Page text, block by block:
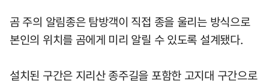
곰 주의 알림종은 탐방객이 직접 종을 울리는 방식으로
본인의 위치를 곰에게 미리 알릴 수 있도록 설계됐다.
설치된 구간은 지리산 종주길을 포함한 고지대 구간으로